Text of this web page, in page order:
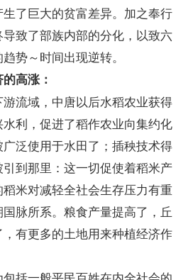
了巨大的贫富差异。加之奉行
致了部族内部的分化，以致六
势～时间出现逆转。
高涨：
流域，中唐以后水稻农业获得
利，促进了稻作农业向集约化
泛使用于水田了；插秧技术得
到那里：这一切促使着稻米产
米对减轻全社会生存压力有重
脉所系。粮食产量提高了，丘
有更多的土地用来种植经济作